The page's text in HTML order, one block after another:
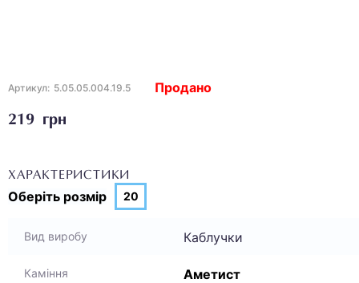
Артикул: 5.05.05.004.19.5
219 грн
Продано
ХАРАКТЕРИСТИКИ
Оберіть розмір 20
Вид виробу Каблучки
Каміння Аметист